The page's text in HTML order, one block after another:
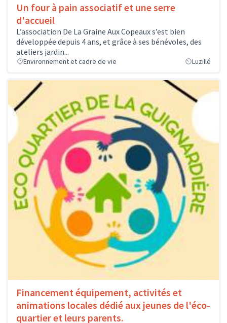
Un four à pain associatif et une serre
d'accueil
L’association De La Graine Aux Copeaux s’est bien
développée depuis 4 ans, et grâce à ses bénévoles, des
ateliers jardin...
Environnement et cadre de vie Luzillé
Financement équipement, activités et
animations locales dédié aux jeunes de l'éco-
quartier et leurs parents.